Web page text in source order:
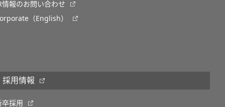
情報のお問い合わせ
（English）
採用情報
卒採用